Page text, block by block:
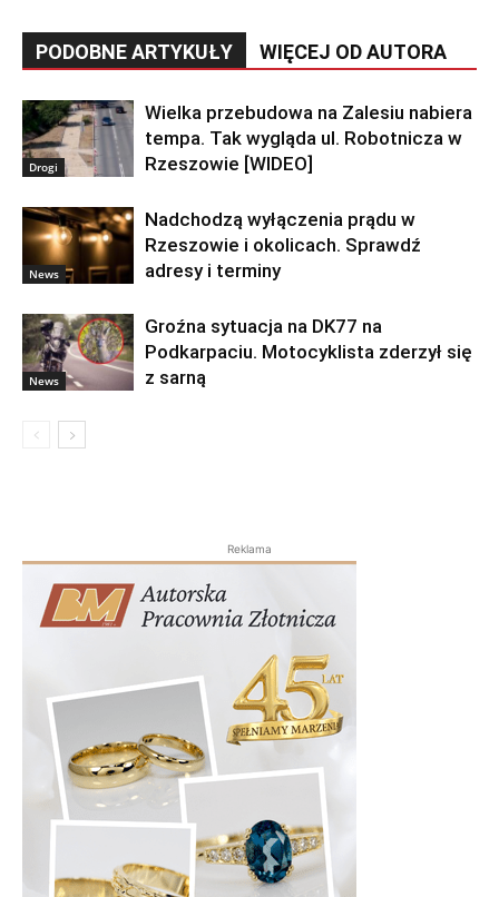
PODOBNE ARTYKUŁY WIĘCEJ OD AUTORA
Drogi
Wielka przebudowa na Zalesiu nabiera
tempa. Tak wygląda ul. Robotnicza w
Rzeszowie [WIDEO]
News
Nadchodzą wyłączenia prądu w
Rzeszowie i okolicach. Sprawdź
adresy i terminy
News
Groźna sytuacja na DK77 na
Podkarpaciu. Motocyklista zderzył się
z sarną
Reklama